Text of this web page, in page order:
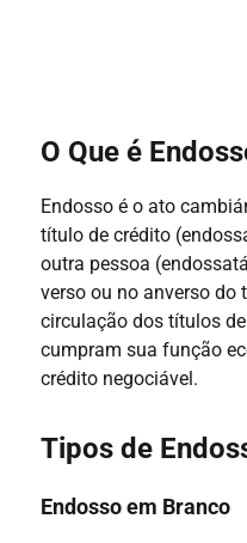
O Que é
Endosso é o ato
título de crédito
outra pessoa
verso ou no anverso do
circulação dos títulos
cumpram sua função
crédito negociável.
Tipos de
Endosso em Branco